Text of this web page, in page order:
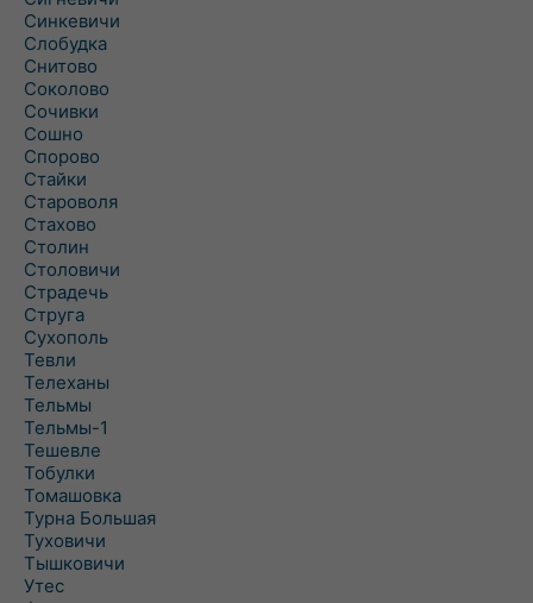
Синкевичи
Слобудка
Снитово
Соколово
Сочивки
Сошно
Спорово
Стайки
Староволя
Стахово
Столин
Столовичи
Страдечь
Струга
Сухополь
Тевли
Телеханы
Тельмы
Тельмы-1
Тешевле
Тобулки
Томашовка
Турна Большая
Туховичи
Тышковичи
Утес